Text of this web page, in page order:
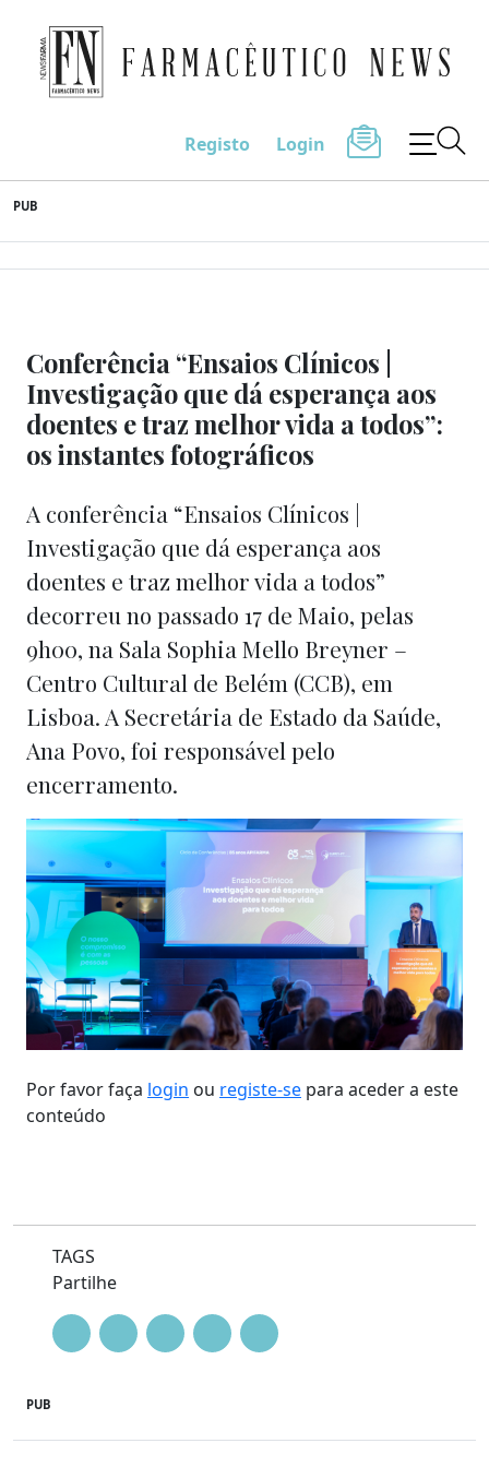
to
content
Farmacêutico News
Registo Login
PUB
Conferência “Ensaios Clínicos |
Investigação que dá esperança aos
doentes e traz melhor vida a todos”:
os instantes fotográficos
A conferência “Ensaios Clínicos |
Investigação que dá esperança aos
doentes e traz melhor vida a todos”
decorreu no passado 17 de Maio, pelas
9h00, na Sala Sophia Mello Breyner –
Centro Cultural de Belém (CCB), em
Lisboa. A Secretária de Estado da Saúde,
Ana Povo, foi responsável pelo
encerramento.
Por favor faça login ou registe-se para aceder a este
conteúdo
TAGS
Partilhe
PUB